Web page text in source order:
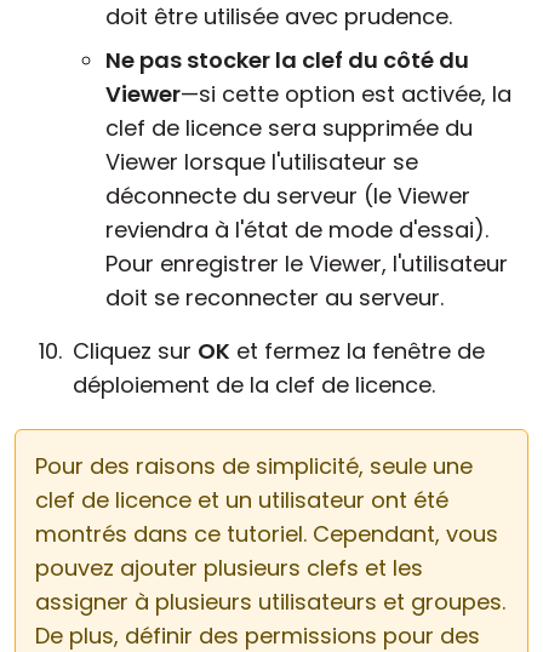
doit être utilisée avec prudence.
Ne pas stocker la clef du côté du
Viewer—si cette option est activée, la
clef de licence sera supprimée du
Viewer lorsque l'utilisateur se
déconnecte du serveur (le Viewer
reviendra à l'état de mode d'essai).
Pour enregistrer le Viewer, l'utilisateur
doit se reconnecter au serveur.
Cliquez sur OK et fermez la fenêtre de
déploiement de la clef de licence.
Pour des raisons de simplicité, seule une
clef de licence et un utilisateur ont été
montrés dans ce tutoriel. Cependant, vous
pouvez ajouter plusieurs clefs et les
assigner à plusieurs utilisateurs et groupes.
De plus, définir des permissions pour des